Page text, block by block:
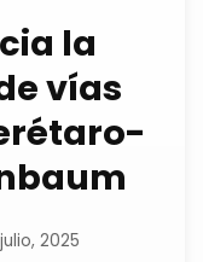
la
vías
2025